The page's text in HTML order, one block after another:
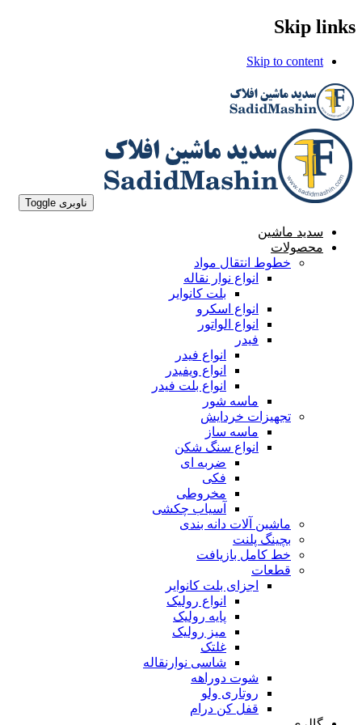
Skip links
Skip to content
ناوبری Toggle
سدید ماشین
محصولات
خطوط انتقال مواد
انواع نوار نقاله
بلت کانوایر
انواع اسکرو
انواع الواتور
فیدر
انواع فیدر
انواع ویفیدر
انواع بلت فیدر
ماسه شور
تجهیزات خردایش
ماسه ساز
انواع سنگ شکن
ضربه ای
فکی
مخروطی
آسیاب چکشی
ماشین آلات دانه بندی
بچینگ پلنت
خط کامل بازیافت
قطعات
اجزای بلت کانوایر
انواع رولیک
پایه رولیک
میز رولیک
غلتک
شاسی نوارنقاله
شوت دوراهه
روتاری ولو
قفل کن درام